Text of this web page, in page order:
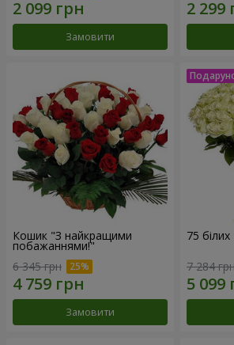
Замовити
Кошик "З найкращими
побажаннями!"
6 345 грн
Замовити
75
7 284